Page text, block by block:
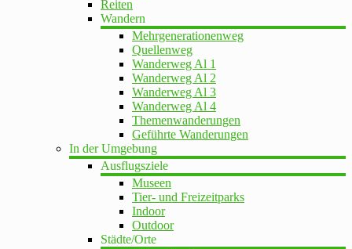
Reiten
Wandern
Mehrgenerationenweg
Quellenweg
Wanderweg Al 1
Wanderweg Al 2
Wanderweg Al 3
Wanderweg Al 4
Themenwanderungen
Geführte Wanderungen
In der Umgebung
Ausflugsziele
Museen
Tier- und Freizeitparks
Indoor
Outdoor
Städte/Orte